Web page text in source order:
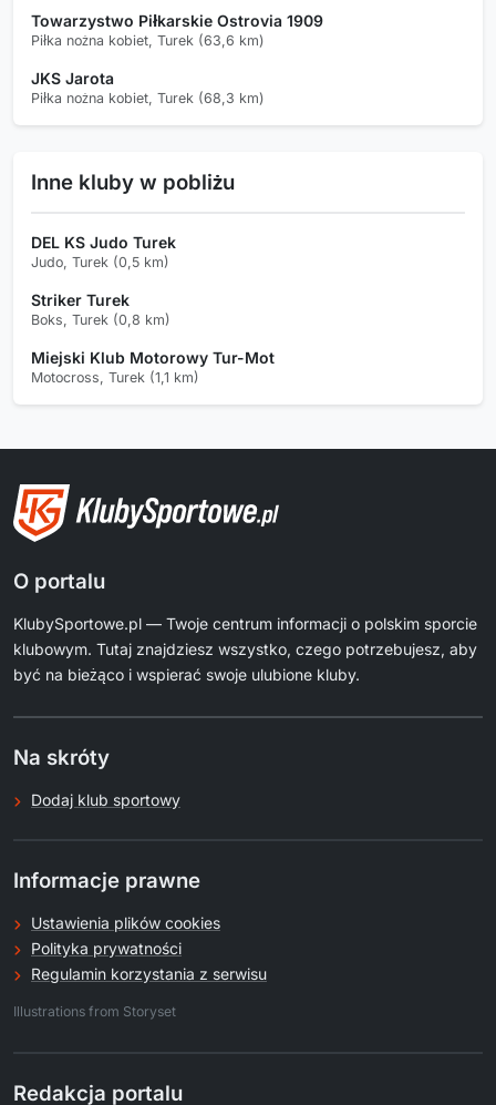
Towarzystwo Piłkarskie Ostrovia 1909
Piłka nożna kobiet, Turek (63,6 km)
JKS Jarota
Piłka nożna kobiet, Turek (68,3 km)
Inne kluby w pobliżu
DEL KS Judo Turek
Judo, Turek (0,5 km)
Striker Turek
Boks, Turek (0,8 km)
Miejski Klub Motorowy Tur-Mot
Motocross, Turek (1,1 km)
O portalu
KlubySportowe.pl — Twoje centrum informacji o polskim sporcie
klubowym. Tutaj znajdziesz wszystko, czego potrzebujesz, aby
być na bieżąco i wspierać swoje ulubione kluby.
Na skróty
Dodaj klub sportowy
Informacje prawne
Ustawienia plików cookies
Polityka prywatności
Regulamin korzystania z serwisu
Illustrations from Storyset
Redakcja portalu